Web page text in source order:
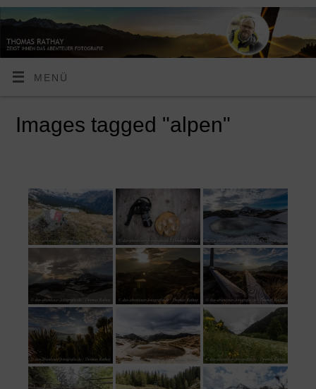
MENÜ
Images tagged "alpen"